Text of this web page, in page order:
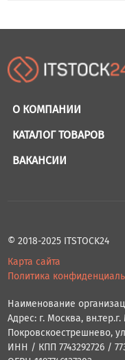
О КОМПАНИИ
КАТАЛОГ ТОВАРОВ
ВАКАНСИИ
© 2018-2025 ITSTOCK24
Карта сайта
Политика
Наименование
Адрес: г. Москва,
Покровскоестрешнево,
ИНН / КПП 7743292726 /